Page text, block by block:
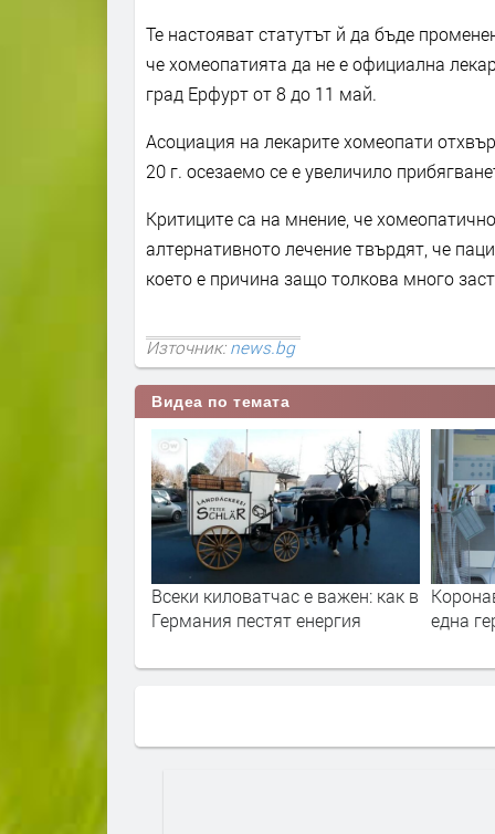
Те настояват статутът й да бъде
че хомеопатията да не е официална
град Ерфурт от 8 до 11 май.
Асоциация на лекарите хомеопати
20 г. осезаемо се е увеличило
Критиците са на мнение, че
алтернативното лечение твърдят, че
което е причина защо толкова много
Източник:news.bg
Видеа по темата
Коронавирус: да надникнем в
една германска болница